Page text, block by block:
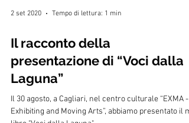
2 set 2020 Tempo di lettura: 1 min
Il racconto della
presentazione di “Voci dalla
Laguna”